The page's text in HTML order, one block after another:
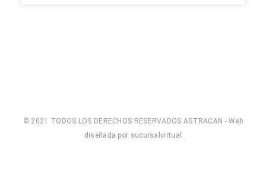
© 2021 TODOS LOS DERECHOS RESERVADOS ASTRACAN - Web
diseñada por sucursalvirtual